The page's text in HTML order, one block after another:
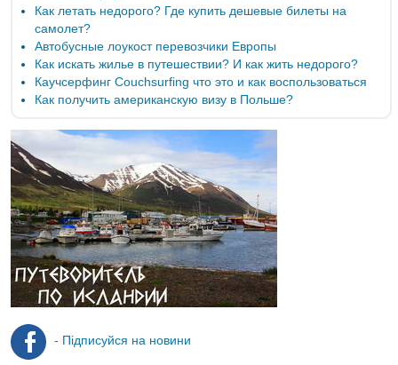
Как летать недорого? Где купить дешевые билеты на
самолет?
Автобусные лоукост перевозчики Европы
Как искать жилье в путешествии? И как жить недорого?
Каучсерфинг Couchsurfing что это и как воспользоваться
Как получить американскую визу в Польше?
- Підписуйся на новини